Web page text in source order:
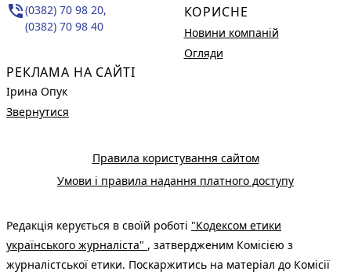
phone_in_talk(0382) 70 98 20,
(0382) 70 98 40
РЕКЛАМА НА САЙТІ
Ірина Опук
Звернутися
КОРИСНЕ
Новини компаній
Огляди
Правила користування сайтом
Умови і правила надання платного доступу
Редакція керується в своїй роботі "Кодексом етики
українського журналіста" , затвердженим Комісією з
журналістської етики. Поскаржитись на матеріал до Комісії